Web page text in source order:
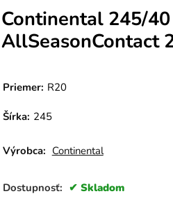
Continental 245/
AllSeasonContact
Priemer: R20
Šírka: 245
Výrobca: Continental
Dostupnosť: Skladom